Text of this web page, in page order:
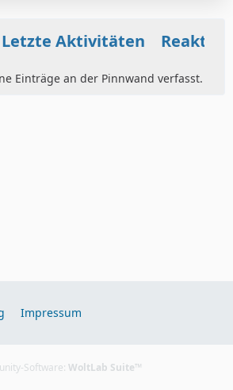
Letzte Aktivitäten
Einträge an der Pinnwand verfasst.
Impressum
Software: WoltLab Suite™